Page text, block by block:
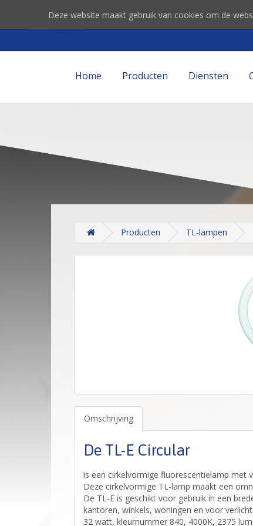
Deze website maakt gebruik van cookies om de
Home Producten Diensten
Producten TL-lampen
Omschrijving
De TL-E Circular
is een cirkelvormige fluorescentielamp met
Deze cirkelvormige TL-lamp maakt een
De TL-E is geschikt voor gebruik in een
kantoren, winkels, woningen en voor
32 watt, kleurnummer 840, 4000K, 2375